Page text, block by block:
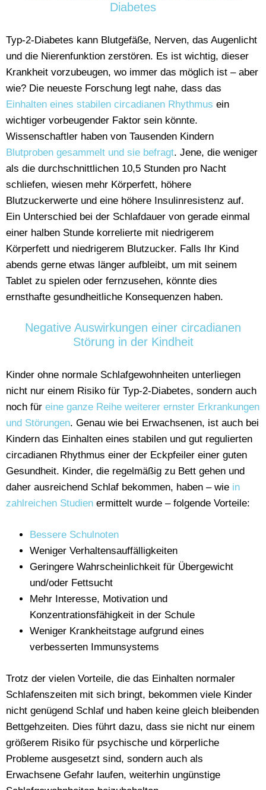
Diabetes
Typ-2-Diabetes kann Blutgefäße, Nerven, das Augenlicht
und die Nierenfunktion zerstören. Es ist wichtig, dieser
Krankheit vorzubeugen, wo immer das möglich ist – aber
wie? Die neueste Forschung legt nahe, dass das
Einhalten eines stabilen circadianen Rhythmus ein
wichtiger vorbeugender Faktor sein könnte.
Wissenschaftler haben von Tausenden Kindern
Blutproben gesammelt und sie befragt. Jene, die weniger
als die durchschnittlichen 10,5 Stunden pro Nacht
schliefen, wiesen mehr Körperfett, höhere
Blutzuckerwerte und eine höhere Insulinresistenz auf.
Ein Unterschied bei der Schlafdauer von gerade einmal
einer halben Stunde korrelierte mit niedrigerem
Körperfett und niedrigerem Blutzucker. Falls Ihr Kind
abends gerne etwas länger aufbleibt, um mit seinem
Tablet zu spielen oder fernzusehen, könnte dies
ernsthafte gesundheitliche Konsequenzen haben.
Negative Auswirkungen einer circadianen
Störung in der Kindheit
Kinder ohne normale Schlafgewohnheiten unterliegen
nicht nur einem Risiko für Typ-2-Diabetes, sondern auch
noch für eine ganze Reihe weiterer ernster Erkrankungen
und Störungen. Genau wie bei Erwachsenen, ist auch bei
Kindern das Einhalten eines stabilen und gut regulierten
circadianen Rhythmus einer der Eckpfeiler einer guten
Gesundheit. Kinder, die regelmäßig zu Bett gehen und
daher ausreichend Schlaf bekommen, haben – wie in
zahlreichen Studien ermittelt wurde – folgende Vorteile:
Bessere Schulnoten
Weniger Verhaltensauffälligkeiten
Geringere Wahrscheinlichkeit für Übergewicht
und/oder Fettsucht
Mehr Interesse, Motivation und
Konzentrationsfähigkeit in der Schule
Weniger Krankheitstage aufgrund eines
verbesserten Immunsystems
Trotz der vielen Vorteile, die das Einhalten normaler
Schlafenszeiten mit sich bringt, bekommen viele Kinder
nicht genügend Schlaf und haben keine gleich bleibenden
Bettgehzeiten. Dies führt dazu, dass sie nicht nur einem
größerem Risiko für psychische und körperliche
Probleme ausgesetzt sind, sondern auch als
Erwachsene Gefahr laufen, weiterhin ungünstige